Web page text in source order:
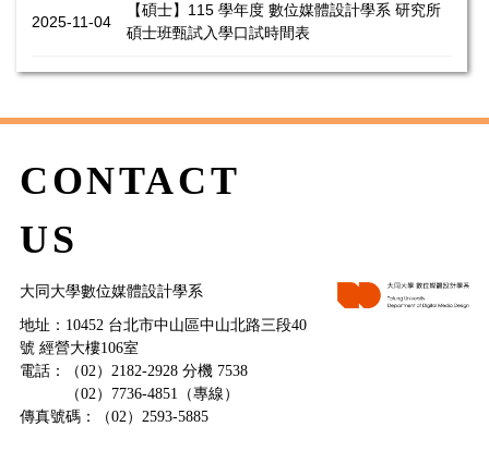
2025-11-04
【碩士】115 學年度 數位媒體設計學系 研究所
碩士班甄試入學口試時間表
CONTACT
US
大同大學數位媒體設計學系
地址：10452 台北市中山區中山北路三段40
號 經營大樓106室
電話：（02）2182-2928 分機 7538
（02）7736-4851（專線）
傳真號碼：（02）2593-5885